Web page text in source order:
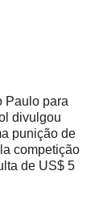
Paulo para
divulgou
punição de
competição
de US$ 5